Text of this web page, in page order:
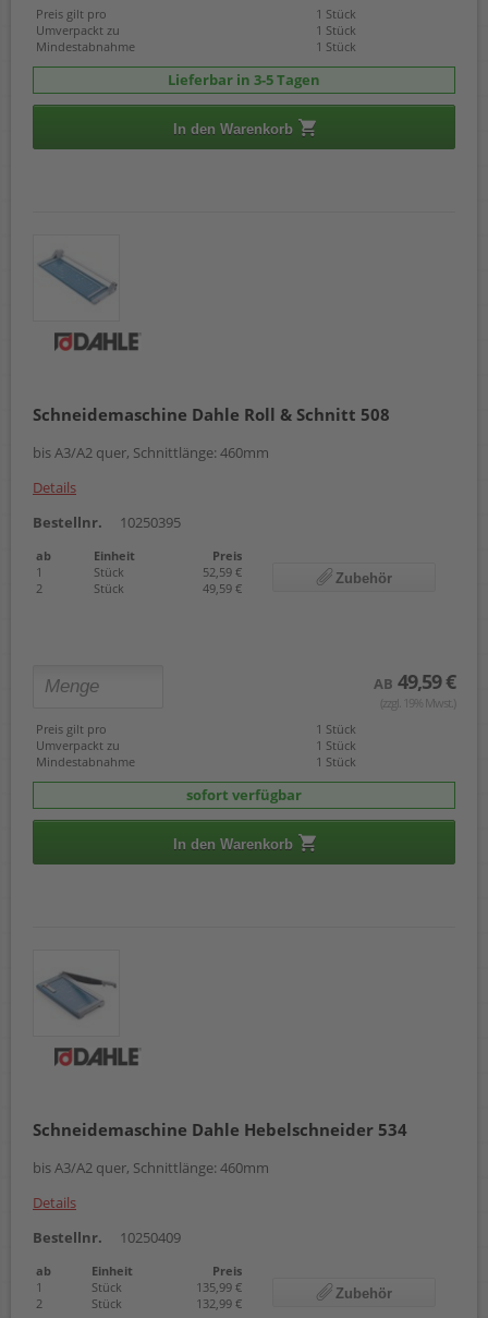
Preis gilt pro
1 Stück
Umverpackt zu
1 Stück
Mindestabnahme
1 Stück
Lieferbar in 3-5 Tagen
In den Warenkorb
Schneidemaschine Dahle Roll & Schnitt 508
bis A3/A2 quer, Schnittlänge: 460mm
Details
Bestellnr.
10250395
ab Einheit
Preis
1
Stück
52,59 €
2
Stück 49,59 €
Zubehör
AB 49,59 €
(zzgl. 19% Mwst.)
Preis gilt pro
1 Stück
Umverpackt zu
1 Stück
Mindestabnahme
1 Stück
sofort verfügbar
In den Warenkorb
Schneidemaschine Dahle Hebelschneider 534
bis A3/A2 quer, Schnittlänge: 460mm
Details
Bestellnr.
10250409
ab Einheit
Preis
1
Stück
135,99 €
2
Stück 132,99 €
Zubehör